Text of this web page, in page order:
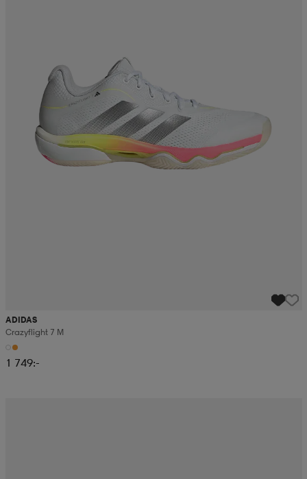
ADIDAS
Crazyflight 7 M
1 749:-